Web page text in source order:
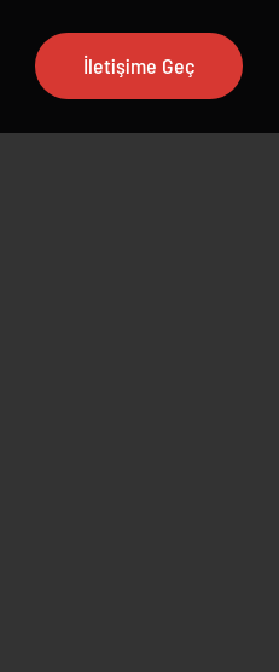
İletişime Geç